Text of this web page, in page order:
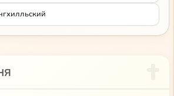
одинаково свойственна обоим, а
первой и повороты мысли второй